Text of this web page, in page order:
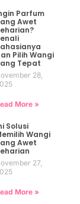
Parfum
Awet
Pilih Wangi
Tepat
28,
More »
Solusi
Wangi
Awet
27,
More »